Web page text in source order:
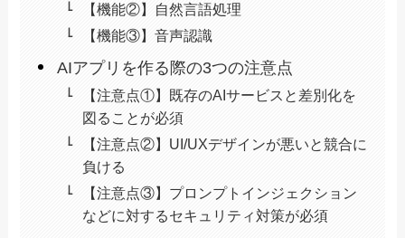
【機能②】自然言語処理
【機能③】音声認識
AIアプリを作る際の3つの注意点
【注意点①】既存のAIサービスと差別化を
図ることが必須
【注意点②】UI/UXデザインが悪いと競合に
負ける
【注意点③】プロンプトインジェクション
などに対するセキュリティ対策が必須